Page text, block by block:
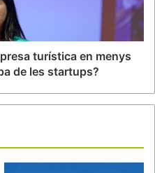
turística en menys
de les startups?